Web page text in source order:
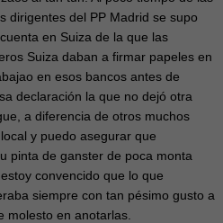
dirigentes del PP Madrid se supo
en Suiza de la que las
Suiza daban a firmar papeles en
en esos bancos antes de
declaración la que no dejó otra
a diferencia de otros muchos
y puedo asegurar que
pinta de ganster de poca monta
convencido que lo que
siempre con tan pésimo gusto a
molesto en anotarlas.